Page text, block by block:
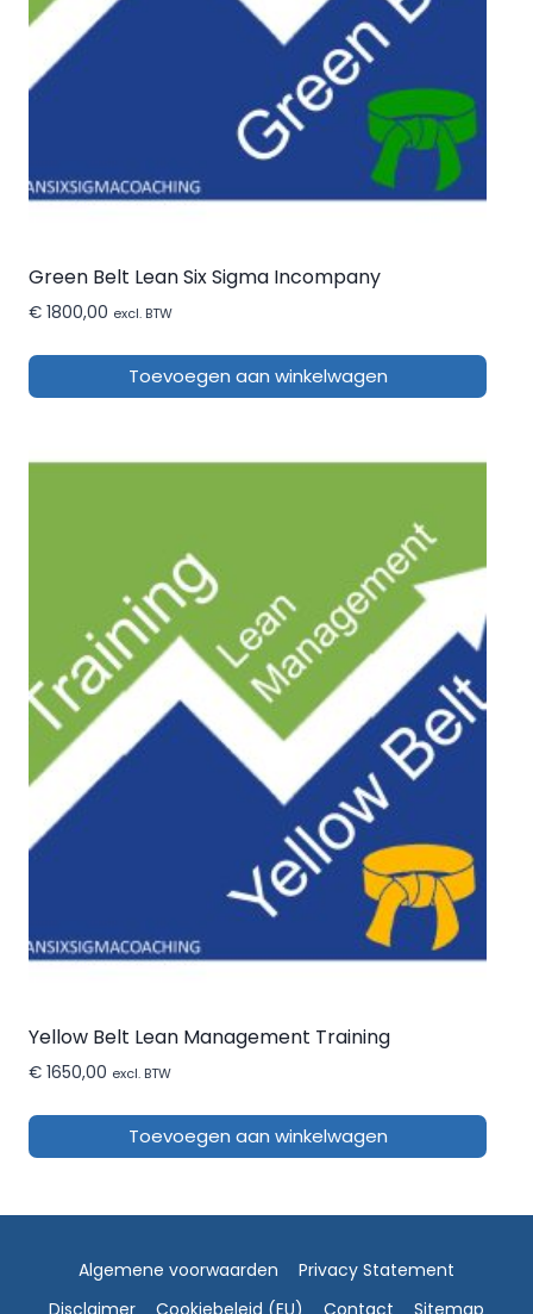
Green Belt Lean Six Sigma Incompany
€ 1800,00 excl. BTW
Toevoegen aan winkelwagen
Yellow Belt Lean Management Training
€ 1650,00 excl. BTW
Toevoegen aan winkelwagen
Algemene voorwaarden
Privacy Statement